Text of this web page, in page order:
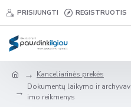
PRISIJUNGTI REGISTRUOTIS
Kanceliarinės prekės
Dokumentų laikymo ir archyvav
imo reikmenys